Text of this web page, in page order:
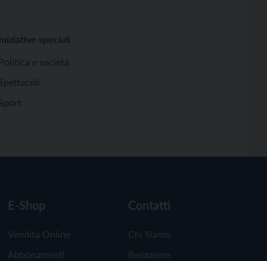
Iniziative speciali
Politica e società
E-Shop
Vendita Online
Abbonamenti
Contatti
Chi Siamo
Redazione